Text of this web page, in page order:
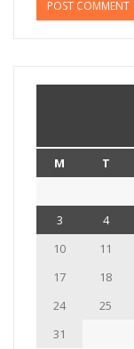
M T
3
4
10
11
17
18
24
25
31